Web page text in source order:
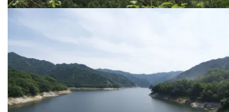
En het uitzicht is groen.